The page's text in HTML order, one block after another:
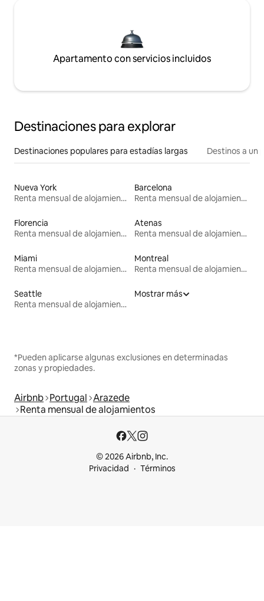
Apartamento con servicios incluidos
Destinaciones para explorar
Destinaciones populares para estadías largas Destinos a un
Nueva York
Renta mensual de alojamientos
Barcelona
Renta mensual de alojamientos
Florencia
Renta mensual de alojamientos
Atenas
Renta mensual de alojamientos
Miami
Renta mensual de alojamientos
Montreal
Renta mensual de alojamientos
Seattle
Renta mensual de alojamientos
Mostrar más
*Pueden aplicarse algunas exclusiones en determinadas
zonas y propiedades.
Airbnb Portugal Arazede
Renta mensual de alojamientos
© 2026 Airbnb, Inc.
Privacidad
Términos